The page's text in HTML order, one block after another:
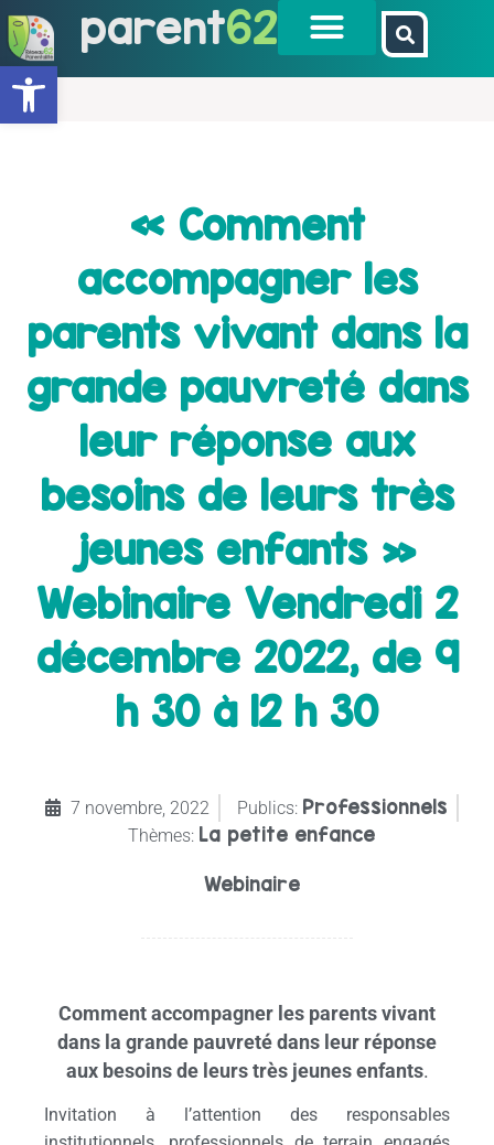
Ouvrir la barre d’outils
parent62
« Comment
accompagner les
parents vivant dans la
grande pauvreté dans
leur réponse aux
besoins de leurs très
jeunes enfants »
Webinaire Vendredi 2
décembre 2022, de 9
h 30 à 12 h 30
7 novembre, 2022 Publics: Professionnels
Thèmes: La petite enfance
Webinaire
Comment accompagner les parents vivant
dans la grande pauvreté dans leur réponse
aux besoins de leurs très jeunes enfants.
Invitation à l’attention des responsables